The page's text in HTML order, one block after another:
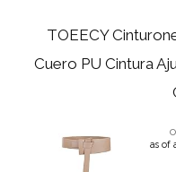
TOEECY
Cuero PU Cintura
as of